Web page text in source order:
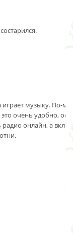
играет музыку. По-
очень удобно,
онлайн, а